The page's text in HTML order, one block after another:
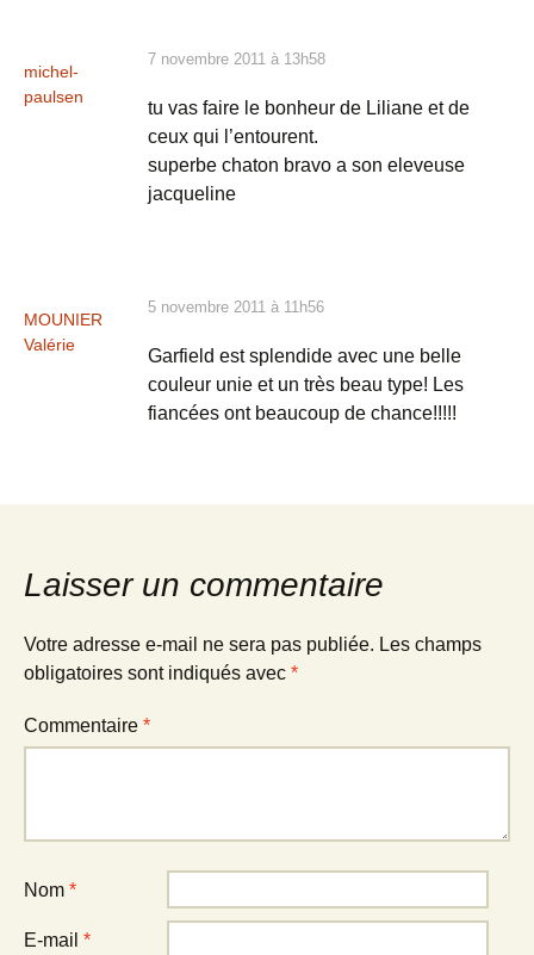
michel-
paulsen
7 novembre 2011 à 13h58
tu vas faire le bonheur de Liliane et de
ceux qui l’entourent.
superbe chaton bravo a son eleveuse
jacqueline
MOUNIER
Valérie
5 novembre 2011 à 11h56
Garfield est splendide avec une belle
couleur unie et un très beau type! Les
fiancées ont beaucoup de chance!!!!!
Laisser un commentaire
Votre adresse e-mail ne sera pas publiée. Les champs
obligatoires sont indiqués avec *
Commentaire *
Nom *
E-mail *